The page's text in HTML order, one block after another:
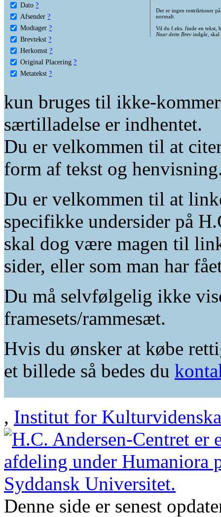
Dato ?
Afsender ?
Modtager ?
Brevtekst ?
Herkomst ?
Original Placering ?
Metatekst ?
Der er ingen restriktioner
normalt.
Vil du f.eks. finde en tekst,
Naar dette Brevindgår, skal
kun bruges til ikke-
særtilladelse er indhentet.
Du er velkommen til at
form af tekst og
Du er velkommen til at
specifikke undersider på
skal dog være magen til
sider, eller som man har
Du må selvfølgelig ikke
framesets/rammesæt.
Hvis du ønsker at købe
et billede så bedes du
, Institut for
Denne side er senest